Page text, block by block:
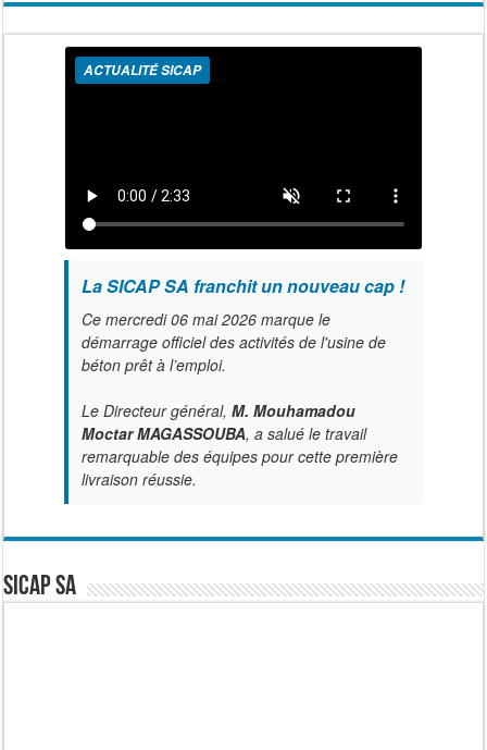
ACTUALITÉ SICAP
La SICAP SA franchit un nouveau cap !
Ce mercredi 06 mai 2026 marque le
démarrage officiel des activités de l'usine de
béton prêt à l’emploi.
Le Directeur général, M. Mouhamadou
Moctar MAGASSOUBA, a salué le travail
remarquable des équipes pour cette première
livraison réussie.
SICAP SA